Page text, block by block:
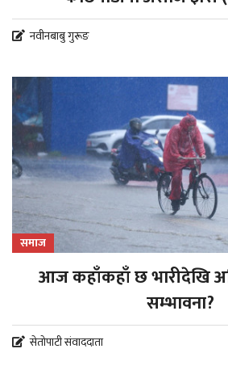
नवीनबाबु गुरूङ
समाज
आज कहाँकहाँ छ भारीदेखि
सम्भावना?
सेतोपाटी संवाददाता